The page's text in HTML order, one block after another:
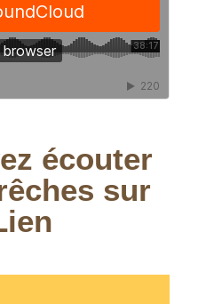
écouter
sur